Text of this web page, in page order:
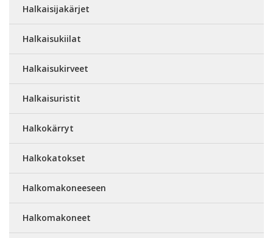
Halkaisijakärjet
Halkaisukiilat
Halkaisukirveet
Halkaisuristit
Halkokärryt
Halkokatokset
Halkomakoneeseen
Halkomakoneet